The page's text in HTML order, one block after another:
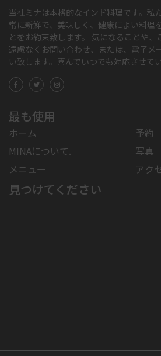
当社ミナは本格的なインド料理です。私
常に新鮮で、美味しく、健康によい料理
とをお約束致します。 気になることや、
遠慮なくお問い合わせ、または、電子メ
い致します。喜んでいつでも対応させて
最も使用
ホーム
MINAについて.
メニュー
予約
写真
アク
見つけてください